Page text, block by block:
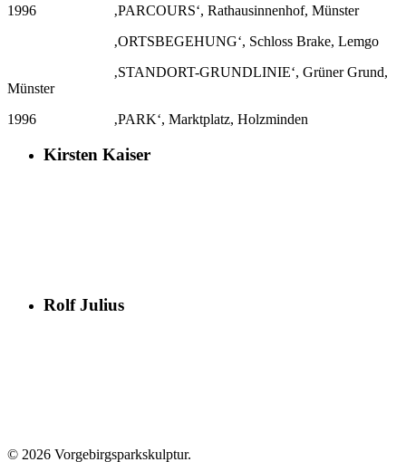
1996
‚PARCOURS‘, Rathausinnenhof, Münster
‚ORTSBEGEHUNG‘, Schloss Brake, Lemgo
‚STANDORT-GRUNDLINIE‘, Grüner Grund,
Münster
1996
‚PARK‘, Marktplatz, Holzminden
Kirsten Kaiser
Rolf Julius
© 2026 Vorgebirgsparkskulptur.